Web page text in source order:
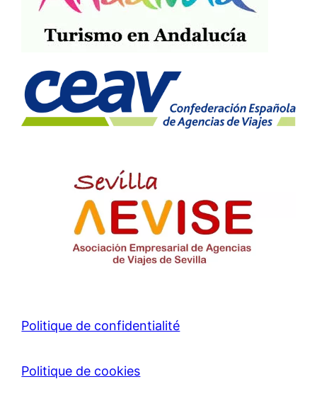
Politique de confidentialité
Politique de cookies